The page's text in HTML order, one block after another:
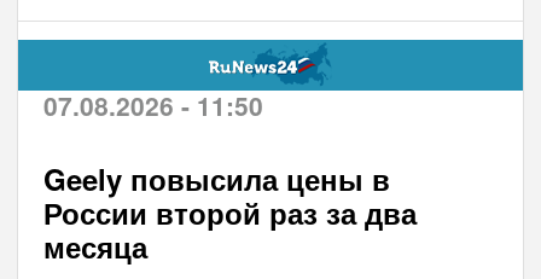
07.08.2026 - 11:50
Geely повысила цены в
России второй раз за два
месяца